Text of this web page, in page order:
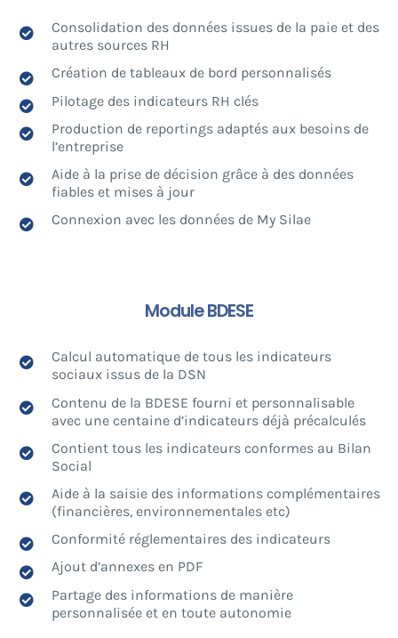
Consolidation des données issues de la paie et des
autres sources RH
Création de tableaux de bord personnalisés
Pilotage des indicateurs RH clés
Production de reportings adaptés aux besoins de
l’entreprise
Aide à la prise de décision grâce à des données
fiables et mises à jour
Connexion avec les données de My Silae
Module BDESE
Calcul automatique de tous les indicateurs
sociaux issus de la DSN
Contenu de la BDESE fourni et personnalisable
avec une centaine d’indicateurs déjà précalculés
Contient tous les indicateurs conformes au Bilan
Social
Aide à la saisie des informations complémentaires
(financières, environnementales etc)
Conformité réglementaires des indicateurs
Ajout d’annexes en PDF
Partage des informations de manière
personnalisée et en toute autonomie